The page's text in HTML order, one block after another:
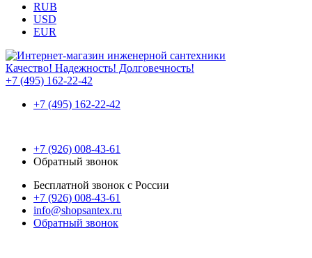
RUB
USD
EUR
Качество! Надежность! Долговечность!
+7 (495) 162-22-42
+7 (495) 162-22-42
+7 (926) 008-43-61
Обратный звонок
Бесплатной звонок с России
+7 (926) 008-43-61
info@shopsantex.ru
Обратный звонок